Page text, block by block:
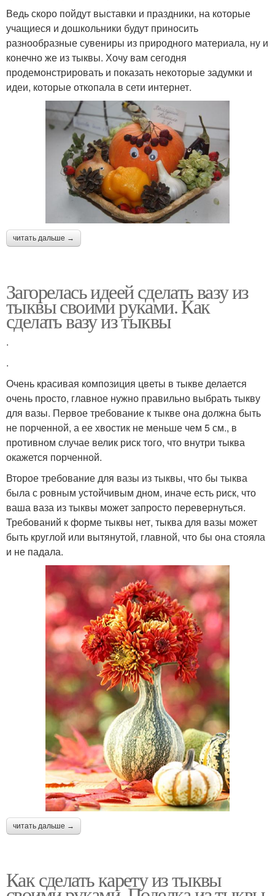
Ведь скоро пойдут выставки и праздники, на которые
учащиеся и дошкольники будут приносить
разнообразные сувениры из природного материала, ну и
конечно же из тыквы. Хочу вам сегодня
продемонстрировать и показать некоторые задумки и
идеи, которые откопала в сети интернет.
читать дальше →
Загорелась идеей сделать вазу из
тыквы своими руками. Как
сделать вазу из тыквы
.
.
Очень красивая композиция цветы в тыкве делается
очень просто, главное нужно правильно выбрать тыкву
для вазы. Первое требование к тыкве она должна быть
не порченной, а ее хвостик не меньше чем 5 см., в
противном случае велик риск того, что внутри тыква
окажется порченной.
Второе требование для вазы из тыквы, что бы тыква
была с ровным устойчивым дном, иначе есть риск, что
ваша ваза из тыквы может запросто перевернуться.
Требований к форме тыквы нет, тыква для вазы может
быть круглой или вытянутой, главной, что бы она стояла
и не падала.
читать дальше →
Как сделать карету из тыквы